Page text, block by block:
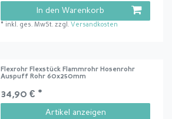
In den Warenkorb
* inkl. ges. MwSt. zzgl. Versandkosten
Flexrohr Flexstück Flammrohr Hosenrohr
Auspuff Rohr 60x250mm
34,90 € *
Artikel anzeigen